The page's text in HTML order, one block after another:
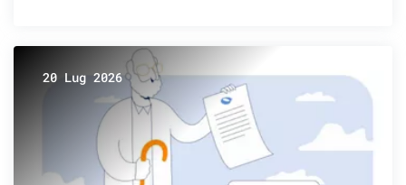
20 Lug 2026